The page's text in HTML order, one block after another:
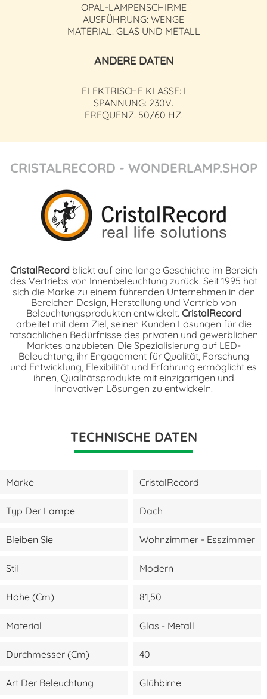
OPAL-LAMPENSCHIRME
AUSFÜHRUNG: WENGE
MATERIAL: GLAS UND METALL
ANDERE DATEN
ELEKTRISCHE KLASSE: I
SPANNUNG: 230V.
FREQUENZ: 50/60 HZ.
CRISTALRECORD - WONDERLAMP.SHOP
CristalRecord blickt auf eine lange Geschichte im Bereich
des Vertriebs von Innenbeleuchtung zurück. Seit 1995 hat
sich die Marke zu einem führenden Unternehmen in den
Bereichen Design, Herstellung und Vertrieb von
Beleuchtungsprodukten entwickelt. CristalRecord
arbeitet mit dem Ziel, seinen Kunden Lösungen für die
tatsächlichen Bedürfnisse des privaten und gewerblichen
Marktes anzubieten. Die Spezialisierung auf LED-
Beleuchtung, ihr Engagement für Qualität, Forschung
und Entwicklung, Flexibilität und Erfahrung ermöglicht es
ihnen, Qualitätsprodukte mit einzigartigen und
innovativen Lösungen zu entwickeln.
TECHNISCHE DATEN
Marke CristalRecord
Typ Der Lampe Dach
Bleiben Sie Wohnzimmer - Esszimmer
Stil Modern
Höhe (cm) 81,50
Material Glas - Metall
Durchmesser (cm) 40
Art Der Beleuchtung Glühbirne